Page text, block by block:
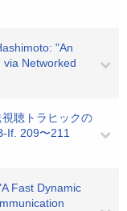
"An
via Networked
聴トラヒックの
If. 209〜211
Fast Dynamic